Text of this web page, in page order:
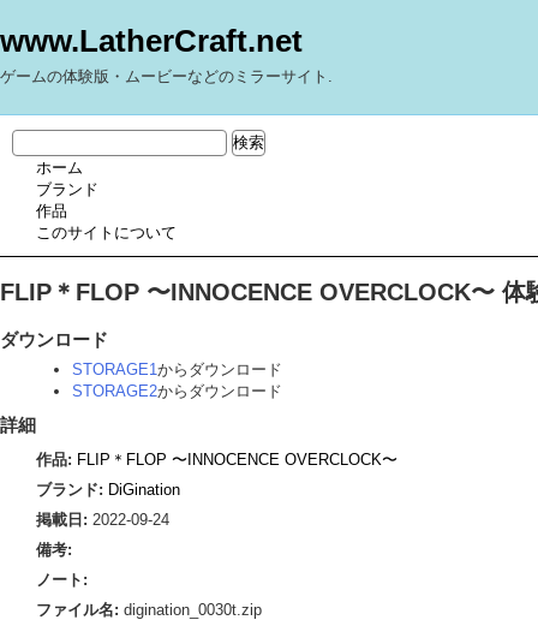
www.LatherCraft.net
ゲームの体験版・ムービーなどのミラーサイト.
ホーム
ブランド
作品
このサイトについて
FLIP＊FLOP 〜INNOCENCE OVERCLOCK〜 体
ダウンロード
STORAGE1からダウンロード
STORAGE2からダウンロード
詳細
作品: FLIP＊FLOP 〜INNOCENCE OVERCLOCK〜
ブランド: DiGination
掲載日: 2022-09-24
備考:
ノート:
ファイル名: digination_0030t.zip